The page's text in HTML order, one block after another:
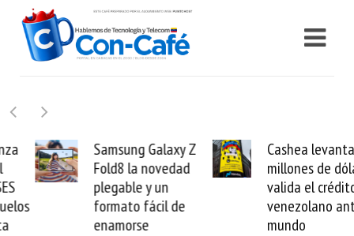
Samsung Galaxy Z
Fold8 la novedad
plegable y un
formato fácil de
enamorse
Cashea levanta 100
millones de dólares y
valida el crédito del
venezolano ante el
mundo